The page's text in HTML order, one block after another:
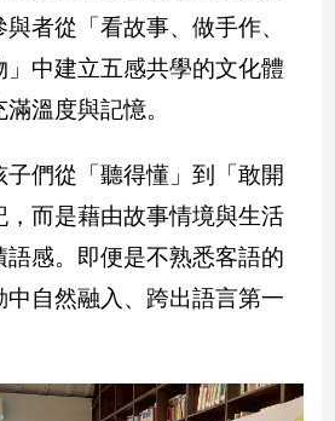
者從「看故事、做手作、
中建立五感共學的文化體
溫度與記憶。
們從「聽得懂」到「敢開
，而是藉由故事情境與生活
語感。即便是不熟悉客語的
中自然融入、跨出語言第一